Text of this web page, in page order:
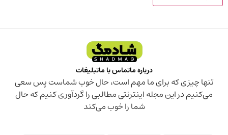
درباره ماتماس با ماتبلیغات
تنها چیزی که برای ما مهم است، حال خوب شماست پس سعی
می‌کنیم در این مجله اینترنتی مطالبی را گردآوری کنیم که حال
شما را خوب می‌کند